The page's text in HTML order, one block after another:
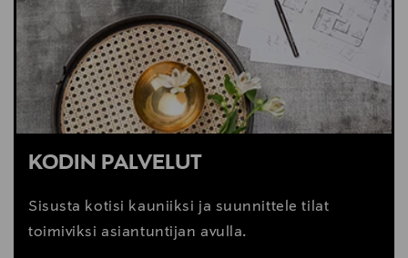
Digitaalinen osoite
info@mazeinterior.com
KODIN PALVELUT
Sisusta kotisi kauniiksi ja suunnittele tilat
toimiviksi asiantuntijan avulla.